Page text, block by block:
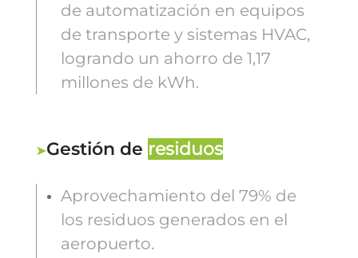
de automatización en equipos
de transporte y sistemas HVAC,
logrando un ahorro de 1,17
millones de kWh.
Gestión de residuos
Aprovechamiento del 79% de
los residuos generados en el
aeropuerto.